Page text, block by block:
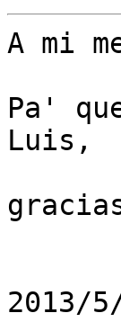
A mi
Pa'
Luis,
2013/